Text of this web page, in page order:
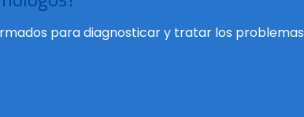
para diagnosticar y tratar los